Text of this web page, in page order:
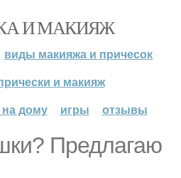
И МАКИЯЖ
виды макияжа и причесок
и макияж
дому
игры отзывы
Предлагаю